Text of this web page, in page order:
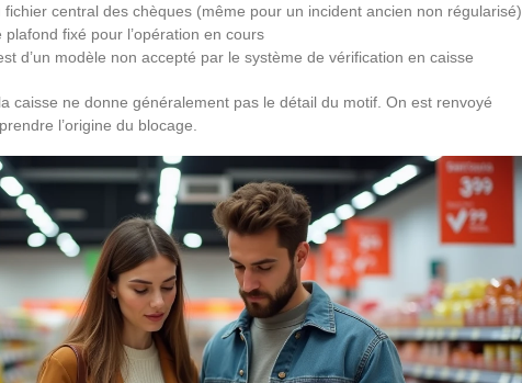
central des chèques (même pour un incident ancien non régularisé)
fixé pour l’opération en cours
d’un modèle non accepté par le système de vérification en caisse
caisse ne donne généralement pas le détail du motif. On est renvoyé
l’origine du blocage.